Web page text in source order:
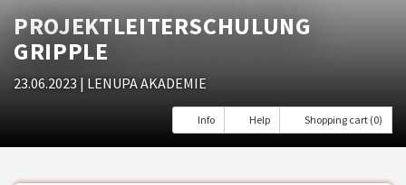
PROJEKTLEITERSCHULUNG
GRIPPLE
23.06.2023 | LENUPA AKADEMIE
Info Help Shopping cart (0)